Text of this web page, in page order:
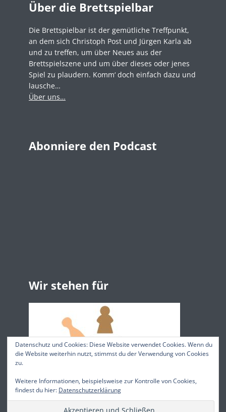
Über die Brettspielbar
Die Brettspielbar ist der gemütliche Treffpunkt,
an dem sich Christoph Post und Jürgen Karla ab
und zu treffen, um über Neues aus der
Brettspielszene und um über dieses oder jenes
Spiel zu plaudern. Komm‘ doch einfach dazu und
lausche…
Über uns…
Abonniere den Podcast
Wir stehen für
Datenschutz und Cookies: Diese Website verwendet Cookies. Wenn du
die Website weiterhin nutzt, stimmst du der Verwendung von Cookies
zu.
Weitere Informationen, beispielsweise zur Kontrolle von Cookies,
findest du hier: Datenschutzerklärung